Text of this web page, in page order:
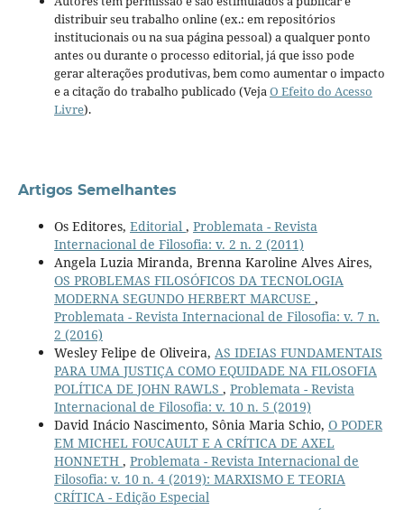
distribuir seu trabalho online (ex.: em repositórios
institucionais ou na sua página pessoal) a qualquer ponto
antes ou durante o processo editorial, já que isso pode
gerar alterações produtivas, bem como aumentar o impacto
e a citação do trabalho publicado (VejaO Efeito do Acesso
Livre).
Artigos Semelhantes
Os Editores, Editorial , Problemata - Revista
Internacional de Filosofia: v. 2 n. 2 (2011)
Angela Luzia Miranda, Brenna Karoline Alves Aires,
OS PROBLEMAS FILOSÓFICOS DA TECNOLOGIA
MODERNA SEGUNDO HERBERT MARCUSE ,
Problemata - Revista Internacional de Filosofia: v. 7 n.
2 (2016)
Wesley Felipe de Oliveira, AS IDEIAS FUNDAMENTAIS
PARA UMA JUSTIÇA COMO EQUIDADE NA FILOSOFIA
POLÍTICA DE JOHN RAWLS , Problemata - Revista
Internacional de Filosofia: v. 10 n. 5 (2019)
David Inácio Nascimento, Sônia Maria Schio, O PODER
EM MICHEL FOUCAULT E A CRÍTICA DE AXEL
HONNETH , Problemata - Revista Internacional de
Filosofia: v. 10 n. 4 (2019): MARXISMO E TEORIA
CRÍTICA - Edição Especial